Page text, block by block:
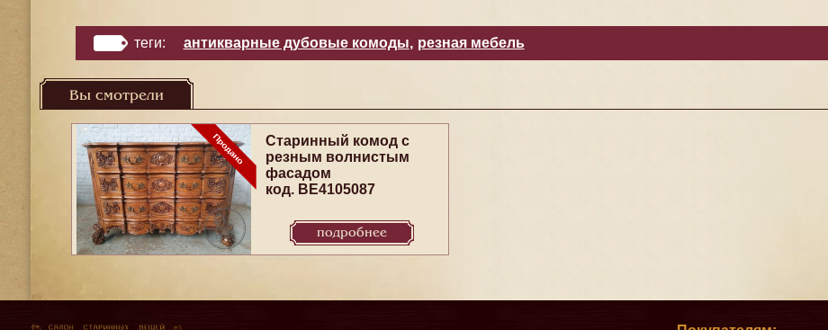
теги: антикварные дубовые комоды, резная мебель
Вы смотрели
Старинный комод с
резным волнистым
фасадом
код. BE4105087
подробнее